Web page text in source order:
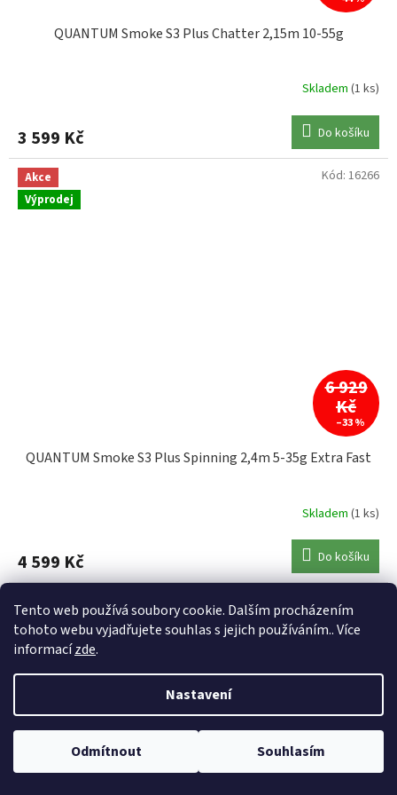
Tento web používá soubory cookie. Dalším procházením
tohoto webu vyjadřujete souhlas s jejich používáním.. Více
informacízde.
Nastavení
Odmítnout Souhlasím
QUANTUM Smoke S3 Plus Chatter 2,15m 10-55g
Skladem (1 ks)
3 599 Kč Do košíku
Akce
Výprodej
6 929
Kč
–33 %
QUANTUM Smoke S3 Plus Spinning 2,4m 5-35g Extra Fast
Skladem (1 ks)
4 599 Kč Do košíku
Kód: 16266
Akce Kód: